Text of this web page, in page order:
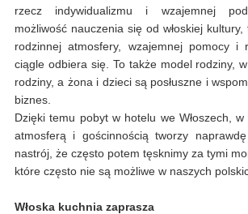
rzecz indywidualizmu i wzajemnej
możliwość nauczenia się od włoskiej
rodzinnej atmosfery, wzajemnej pomocy i
ciągle odbiera się. To także model rodziny,
rodziny, a żona i dzieci są posłuszne i
biznes.
Dzięki temu pobyt w hotelu we Włoszech,
atmosferą i gościnnością tworzy
nastrój, że często potem tęsknimy za tymi
które często nie są możliwe w naszych
Włoska kuchnia zaprasza